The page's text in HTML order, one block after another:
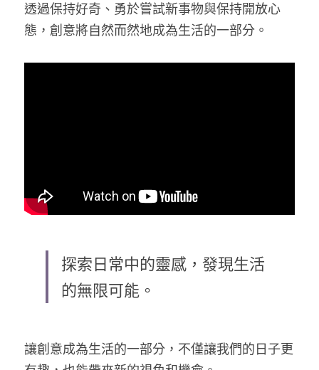
透過保持好奇、勇於嘗試新事物與保持開放心
態，創意將自然而然地成為生活的一部分。
探索日常中的靈感，發現生活
的無限可能。
讓創意成為生活的一部分，不僅讓我們的日子更